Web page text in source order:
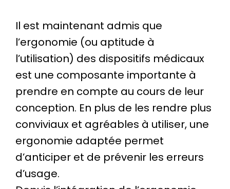
Il est maintenant admis que
l’ergonomie (ou aptitude à
l’utilisation) des dispositifs médicaux
est une composante importante à
prendre en compte au cours de leur
conception. En plus de les rendre plus
conviviaux et agréables à utiliser, une
ergonomie adaptée permet
d’anticiper et de prévenir les erreurs
d’usage.